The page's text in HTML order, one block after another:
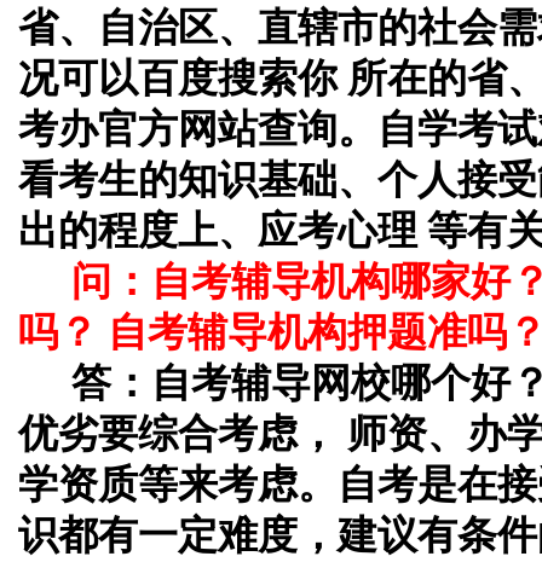
省、自治区、直辖市的社会
况可以百度搜索你 所在的省
考办官方网站查询。自学考
看考生的知识基础、个人接
出的程度上、应考心理 等有
问：自考辅导机构哪家好
吗？ 自考辅导机构押题准吗
答：自考辅导网校哪个好
优劣要综合考虑， 师资、办
学资质等来考虑。自考是在
识都有一定难度，建议有条